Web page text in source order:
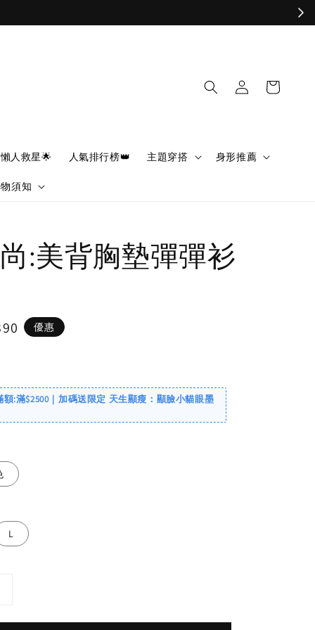
懶人救星🌟 人氣排行榜👑 主題穿搭 身形推薦
須知
:美背胸墊彈彈衫
優惠
額:滿$2500｜加碼送限定 天生顯瘦：顯臉小貓眼墨
L